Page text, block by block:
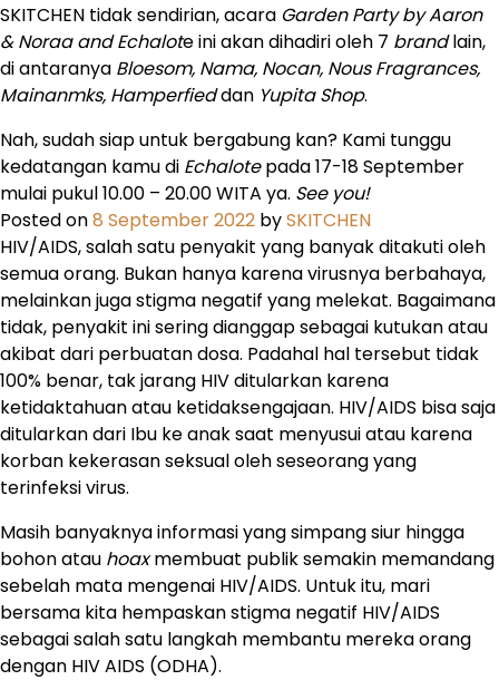
SKITCHEN tidak sendirian, acara Garden Party by Aaron
& Noraa and Echalote ini akan dihadiri oleh 7 brandlain,
di antaranya Bloesom, Nama, Nocan, Nous Fragrances,
Mainanmks, Hamperfieddan Yupita Shop.
Nah, sudah siap untuk bergabung kan? Kami tunggu
kedatangan kamu di Echalotepada 17-18 September
mulai pukul 10.00 – 20.00 WITA ya. See you!
Posted on8 September 2022 bySKITCHEN
HIV/AIDS, salah satu penyakit yang banyak ditakuti oleh
semua orang. Bukan hanya karena virusnya berbahaya,
melainkan juga stigma negatif yang melekat. Bagaimana
tidak, penyakit ini sering dianggap sebagai kutukan atau
akibat dari perbuatan dosa. Padahal hal tersebut tidak
100% benar, tak jarang HIV ditularkan karena
ketidaktahuan atau ketidaksengajaan. HIV/AIDS bisa saja
ditularkan dari Ibu ke anak saat menyusui atau karena
korban kekerasan seksual oleh seseorang yang
terinfeksi virus.
Masih banyaknya informasi yang simpang siur hingga
bohon atau hoaxmembuat publik semakin memandang
sebelah mata mengenai HIV/AIDS. Untuk itu, mari
bersama kita hempaskan stigma negatif HIV/AIDS
sebagai salah satu langkah membantu mereka orang
dengan HIV AIDS (ODHA).